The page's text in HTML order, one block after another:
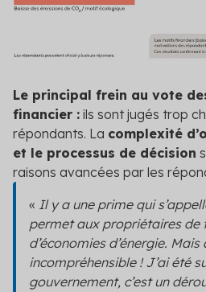
Le principal frein au vote
financier : ils sont jugés trop
répondants. La complexité
et le processus de décision
raisons avancées par les
« Il y a une prime qui
permet aux propriétaires de
d’économies d’énergie. Mais
incompréhensible ! J’ai été
gouvernement, c’est un